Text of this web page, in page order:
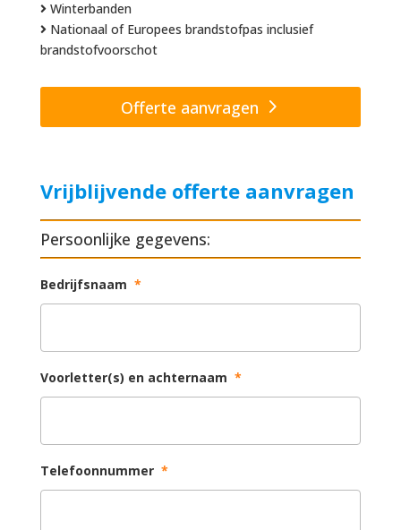
Winterbanden
Nationaal of Europees brandstofpas inclusief
brandstofvoorschot
Offerte aanvragen
Vrijblijvende offerte aanvragen
Persoonlijke gegevens:
Bedrijfsnaam *
Voorletter(s) en achternaam *
Telefoonnummer *